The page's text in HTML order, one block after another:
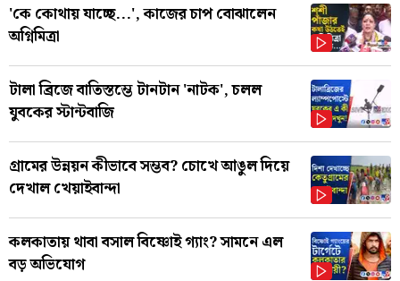
'কে কোথায় যাচ্ছে...', কাজের চাপ বোঝালেন
অগ্নিমিত্রা
টালা ব্রিজে বাতিস্তম্ভে টানটান 'নাটক', চলল
যুবকের স্টান্টবাজি
গ্রামের উন্নয়ন কীভাবে সম্ভব? চোখে আঙুল দিয়ে
দেখাল খেয়াইবান্দা
কলকাতায় থাবা বসাল বিষ্ণোই গ্যাং? সামনে এল
বড় অভিযোগ